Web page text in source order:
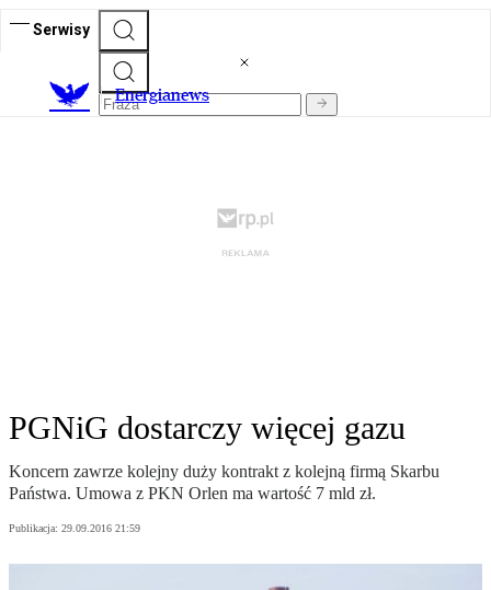
Serwisy
Energianews
PGNiG dostarczy więcej gazu
Koncern zawrze kolejny duży kontrakt z kolejną firmą Skarbu
Państwa. Umowa z PKN Orlen ma wartość 7 mld zł.
Publikacja: 29.09.2016 21:59